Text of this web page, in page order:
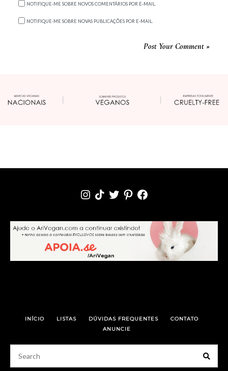
NOTIFIQUE-ME SOBRE NOVOS COMENTÁRIOS POR E-MAIL.
NOTIFIQUE-ME SOBRE NOVAS PUBLICAÇÕES POR E-MAIL.
INSTAGRAM
TIKTOKTWITTERPINTERESTFACEBOOK
INÍCIO LISTAS DÚVIDAS FREQUENTES
CONTATO
ANUNCIE